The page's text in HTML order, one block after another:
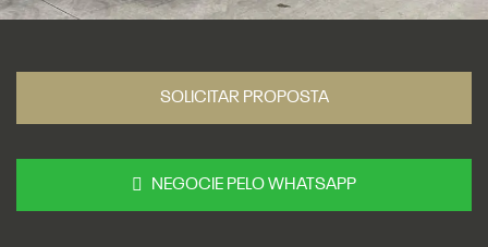
SOLICITAR PROPOSTA
NEGOCIE PELO WHATSAPP